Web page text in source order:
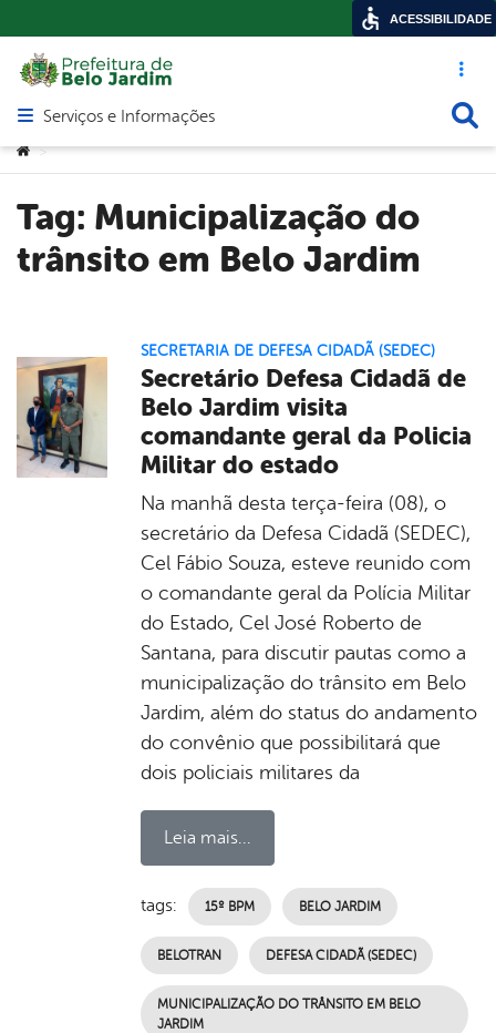
Acesso
Abrir menu principal de navegação
Serviços e Informações
Você está aqui:
>
Tag: Municipalização do
trânsito em Belo Jardim
SECRETARIA DE DEFESA CIDADÃ (SEDEC)
Secretário Defesa Cidadã de
Belo Jardim visita
comandante geral da Policia
Militar do estado
Na manhã desta terça-feira (08), o
secretário da Defesa Cidadã (SEDEC),
Cel Fábio Souza, esteve reunido com
o comandante geral da Polícia Militar
do Estado, Cel José Roberto de
Santana, para discutir pautas como a
municipalização do trânsito em Belo
Jardim, além do status do andamento
do convênio que possibilitará que
dois policiais militares da
Leia mais...
tags: 15º BPM BELO JARDIM
BELOTRAN DEFESA CIDADÃ (SEDEC)
MUNICIPALIZAÇÃO DO TRÂNSITO EM BELO
JARDIM
ACESSIBILIDADE